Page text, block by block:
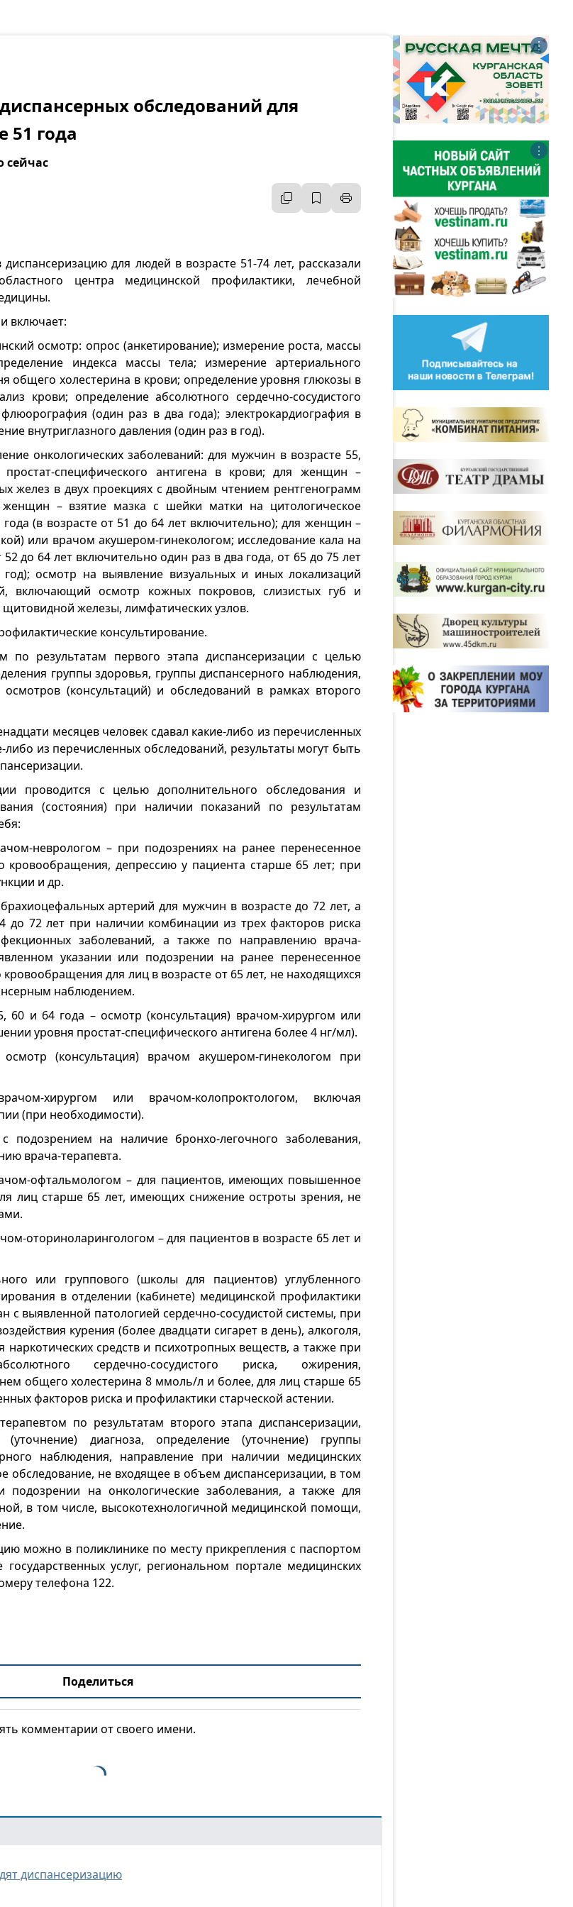
обследований для
51 года
сейчас
для людей в возрасте 51-74 лет, рассказали
центра медицинской профилактики, лечебной
включает:
осмотр: опрос (анкетирование); измерение роста, массы
индекса массы тела; измерение артериального
общего холестерина в крови; определение уровня глюкозы в
крови; определение абсолютного сердечно-сосудистого
(один раз в два года); электрокардиография в
внутриглазного давления (один раз в год).
онкологических заболеваний: для мужчин в возрасте 55,
специфического антигена в крови; для женщин –
желез в двух проекциях с двойным чтением рентгенограмм
– взятие мазка с шейки матки на цитологическое
(в возрасте от 51 до 64 лет включительно); для женщин –
или врачом акушером-гинекологом; исследование кала на
до 64 лет включительно один раз в два года, от 65 до 75 лет
осмотр на выявление визуальных и иных локализаций
включающий осмотр кожных покровов, слизистых губ и
железы, лимфатических узлов.
консультирование.
по результатам первого этапа диспансеризации с целью
группы здоровья, группы диспансерного наблюдения,
(консультаций) и обследований в рамках второго
месяцев человек сдавал какие-либо из перечисленных
из перечисленных обследований, результаты могут быть
проводится с целью дополнительного обследования и
(состояния) при наличии показаний по результатам
неврологом – при подозрениях на ранее перенесенное
кровообращения, депрессию у пациента старше 65 лет; при
и др.
артерий для мужчин в возрасте до 72 лет, а
до 72 лет при наличии комбинации из трех факторов риска
заболеваний, а также по направлению врача-
указании или подозрении на ранее перенесенное
для лиц в возрасте от 65 лет, не находящихся
наблюдением.
60 и 64 года – осмотр (консультация) врачом-хирургом или
уровня простат-специфического антигена более 4 нг/мл).
(консультация) врачом акушером-гинекологом при
хирургом или врачом-колопроктологом, включая
(при необходимости).
на наличие бронхо-легочного заболевания,
врача-терапевта.
офтальмологом – для пациентов, имеющих повышенное
лиц старше 65 лет, имеющих снижение остроты зрения, не
оториноларингологом – для пациентов в возрасте 65 лет и
или группового (школы для пациентов) углубленного
в отделении (кабинете) медицинской профилактики
с выявленной патологией сердечно-сосудистой системы, при
курения (более двадцати сигарет в день), алкоголя,
наркотических средств и психотропных веществ, а также при
сердечно-сосудистого риска, ожирения,
общего холестерина 8 ммоль/л и более, для лиц старше 65
факторов риска и профилактики старческой астении.
по результатам второго этапа диспансеризации,
диагноза, определение (уточнение) группы
наблюдения, направление при наличии медицинских
обследование, не входящее в объем диспансеризации, в том
подозрении на онкологические заболевания, а также для
в том числе, высокотехнологичной медицинской помощи,
можно в поликлинике по месту прикрепления с паспортом
услуг, региональном портале медицинских
телефона 122.
Поделиться
комментарии от своего имени.
диспансеризацию
⋮
⋮